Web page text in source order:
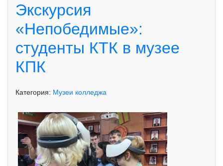
Экскурсия
«Непобедимые»:
студенты КТК в музее
КПК
Категория: Музеи колледжа